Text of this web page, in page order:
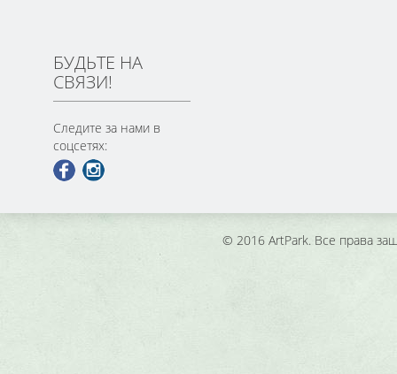
БУДЬТЕ НА
СВЯЗИ!
Следите за нами в
соцсетях:
© 2016 ArtPark. Все права